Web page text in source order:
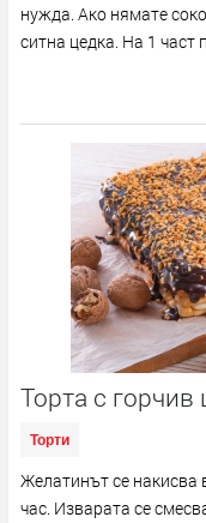
нужда. Ако нямате
ситна цедка. На 1 част
Торта с
Торти
Желатинът се накисва
час. Изварата се